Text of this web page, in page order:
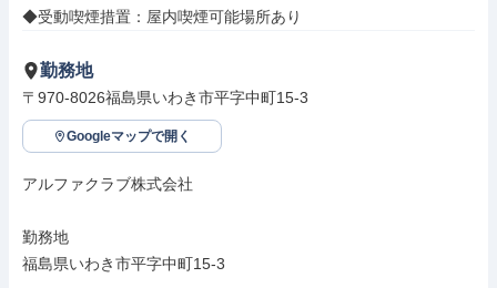
◆受動喫煙措置：屋内喫煙可能場所あり
勤務地
〒970-8026福島県いわき市平字中町15-3
Googleマップで開く
アルファクラブ株式会社
勤務地
福島県いわき市平字中町15-3